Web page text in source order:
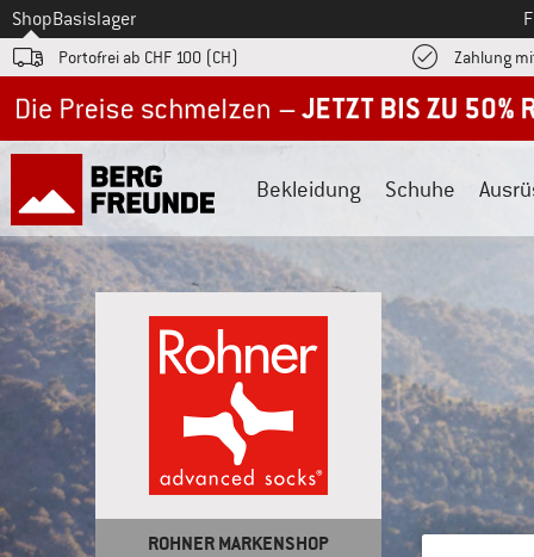
Zum
ShopBasislager
Portofrei ab CHF 100 (CH) Zahlung
Bekleidung Schuhe
ROHNER MARKENSHOP